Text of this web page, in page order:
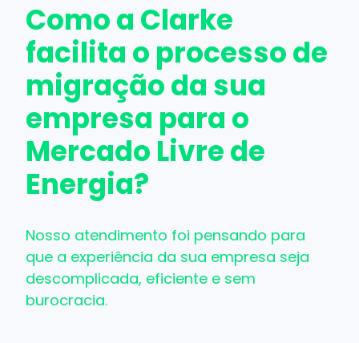
Como a Clarke
facilita o processo de
migração da sua
empresa para o
Mercado Livre de
Energia?
Nosso atendimento foi pensando para
que a experiência da sua empresa seja
descomplicada, eficiente e sem
burocracia.